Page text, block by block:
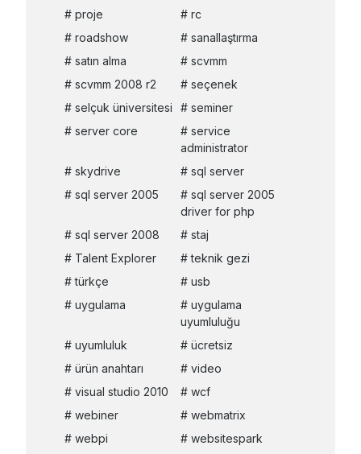
proje
rc
roadshow
sanallaştırma
satın alma
scvmm
scvmm 2008 r2
seçenek
selçuk üniversitesi
seminer
server core
service
administrator
skydrive
sql server
sql server 2005
sql server 2005
driver for php
sql server 2008
staj
Talent Explorer
teknik gezi
türkçe
usb
uygulama
uygulama
uyumluluğu
uyumluluk
ücretsiz
ürün anahtarı
video
visual studio 2010
wcf
webiner
webmatrix
webpi
websitespark